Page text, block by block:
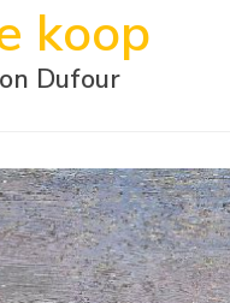
koop
Dufour